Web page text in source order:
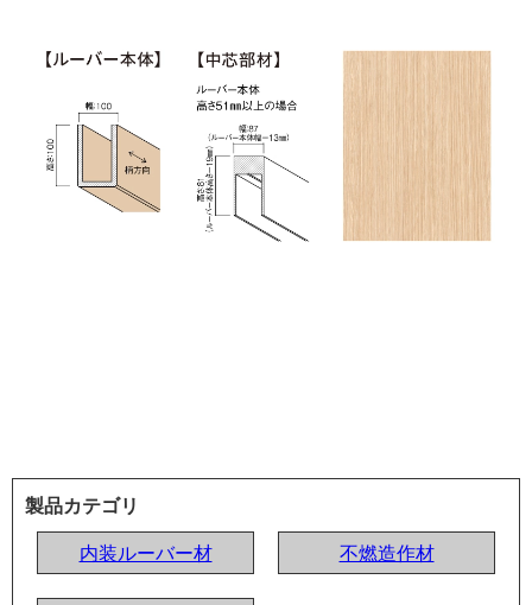
製品カテゴリ
内装ルーバー材
不燃造作材